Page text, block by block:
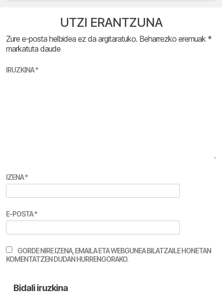
UTZI ERANTZUNA
Zure e-posta helbidea ez da argitaratuko. Beharrezko eremuak *
markatuta daude
IRUZKINA*
IZENA*
E-POSTA*
GORDE NIRE IZENA, EMAILA ETA WEBGUNEA BILATZAILE HONETAN
KOMENTATZEN DUDAN HURRENGORAKO.